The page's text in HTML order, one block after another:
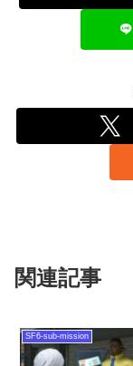
関連記事
SF6-sub-mission